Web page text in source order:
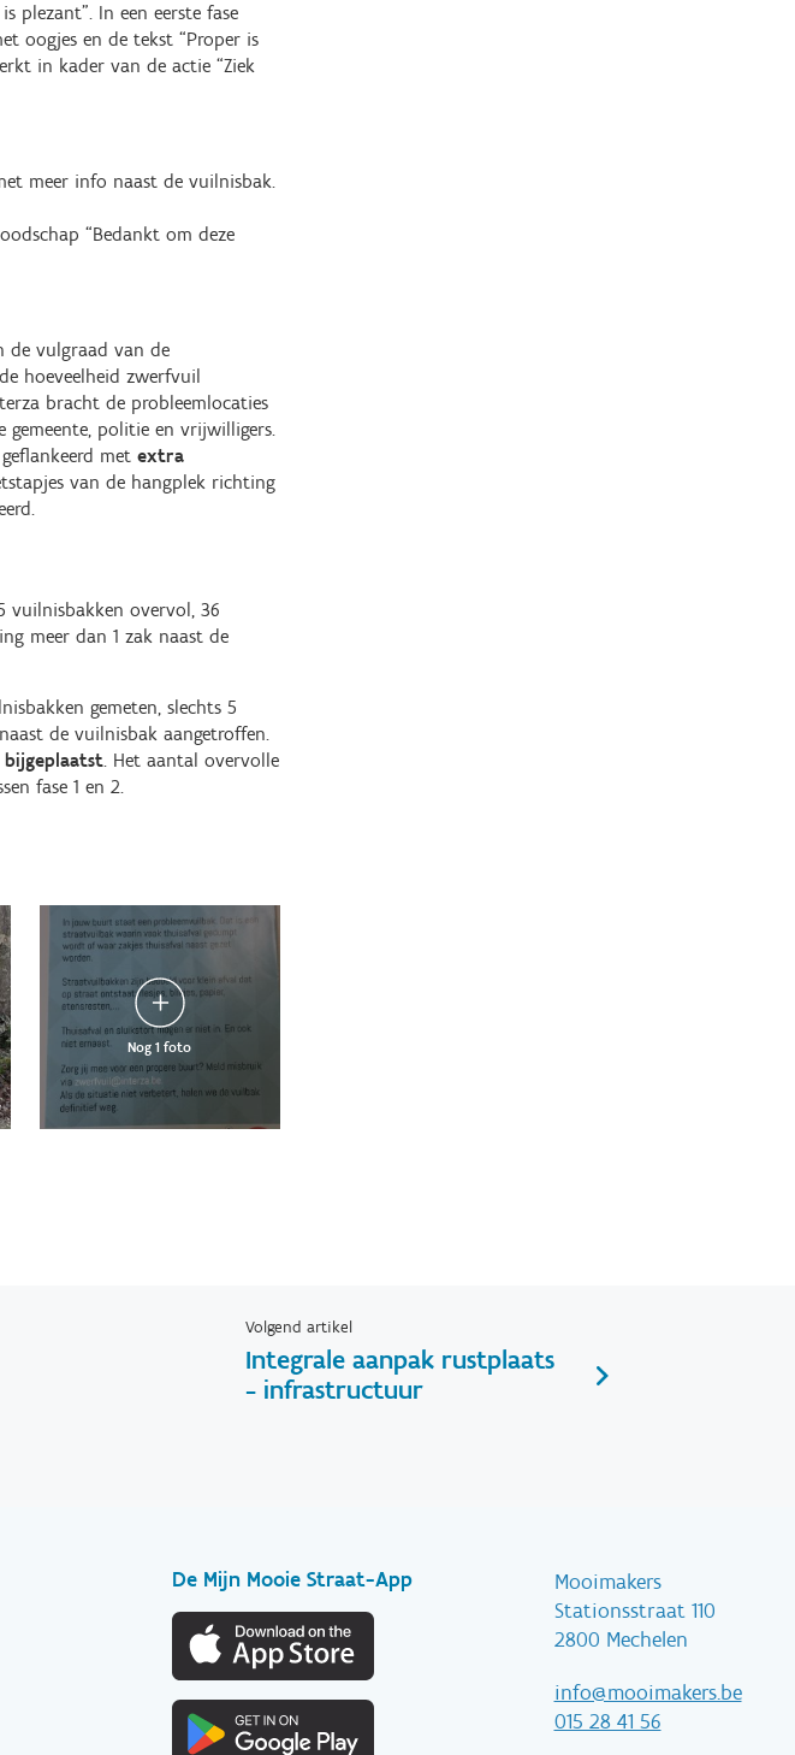
plezant”. In een eerste fase
oogjes en de tekst “Proper is
in kader van de actie “Ziek
meer info naast de vuilnisbak.
“Bedankt om deze
de vulgraad van de
hoeveelheid zwerfvuil
bracht de probleemlocaties
gemeente, politie en vrijwilligers.
met extra
van de hangplek richting
vuilnisbakken overvol, 36
meer dan 1 zak naast de
gemeten, slechts 5
de vuilnisbak aangetroffen.
bijgeplaatst. Het aantal overvolle
fase 1 en 2.
Nog 1 foto
Volgend artikel
Integrale aanpak rustplaats
- infrastructuur
De Mijn Mooie Straat-App
Mooimakers
Stationsstraat 110
2800 Mechelen
info@mooimakers.be
015 28 41 56